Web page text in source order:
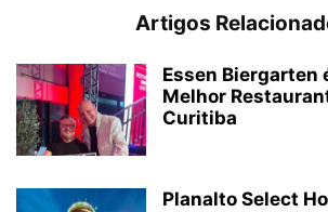
Artigos
Essen Biergarten
Melhor
Curitiba
Planalto Select